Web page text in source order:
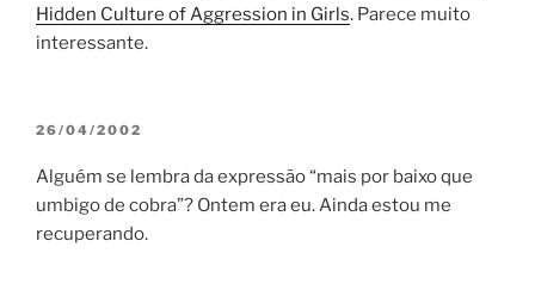
Hidden Culture of Aggression in Girls. Parece muito
interessante.
POSTED
26/04/2002
Alguém se lembra da expressão “mais por baixo que
umbigo de cobra”? Ontem era eu. Ainda estou me
recuperando.